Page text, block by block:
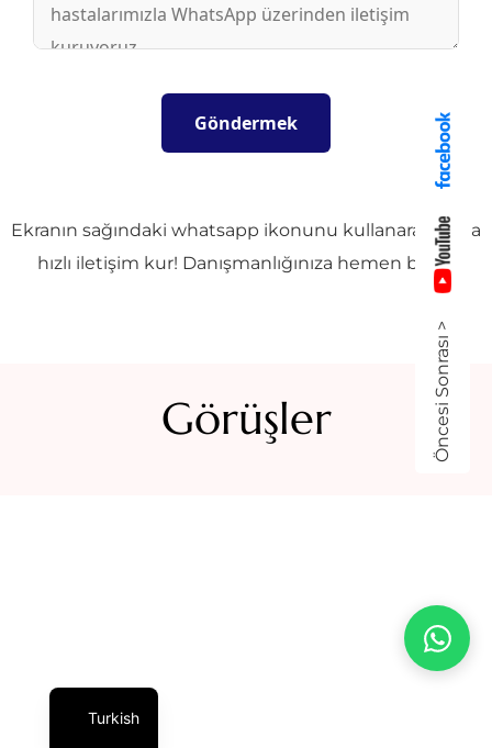
Ekranın sağındaki whatsapp ikonunu kullanarak daha
hızlı iletişim kur! Danışmanlığınıza hemen başla!
Görüşler Öncesi Sonrası >
Turkish